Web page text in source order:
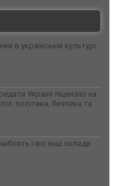
в українській культурі
Україні ліцензію на
політика, безпека та
і всі інші склади